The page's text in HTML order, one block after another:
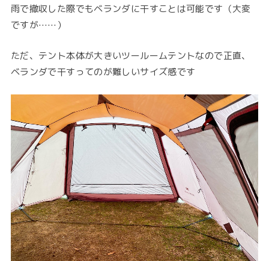
雨で撤収した際でもベランダに干すことは可能です（大変
ですが……）
ただ、テント本体が大きいツールームテントなので正直、
ベランダで干すってのが難しいサイズ感です